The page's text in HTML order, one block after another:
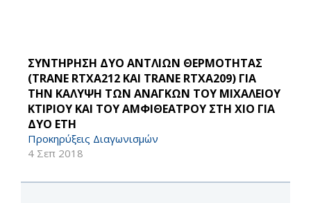
ΣΥΝΤΗΡΗΣΗ ΔΥΟ ΑΝΤΛΙΩΝ ΘΕΡΜΟΤΗΤΑΣ
(TRANE RTXA212 ΚΑΙ TRANE RTXA209) ΓΙΑ
ΤΗΝ ΚΑΛΥΨΗ ΤΩΝ ΑΝΑΓΚΩΝ ΤΟΥ ΜΙΧΑΛΕΙΟΥ
ΚΤΙΡΙΟΥ ΚΑΙ ΤΟΥ ΑΜΦΙΘΕΑΤΡΟΥ ΣΤΗ ΧΙΟ ΓΙΑ
ΔΥΟ ΕΤΗ
Προκηρύξεις Διαγωνισμών
4 Σεπ 2018